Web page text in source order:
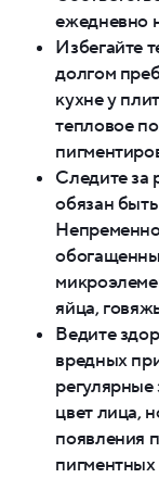
ежедневно
Избегайте
долгом
кухне у
тепловое
Следите за
обязан
яйца,
Ведите
вредных
цвет лица,
появления
пигментных